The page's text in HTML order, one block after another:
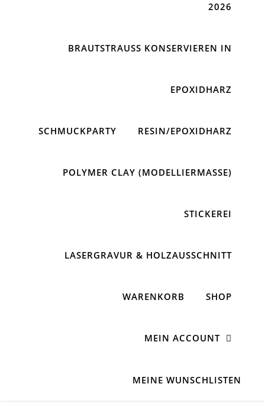
2026
BRAUTSTRAUSS KONSERVIEREN IN E
POXIDHARZ
SCHMUCKPARTY RESIN/EPOXIDHARZ
POLYMER CLAY (MODELLIERMASSE)
STICKEREI
LASERGRAVUR & HOLZAUSSCHNITT
WARENKORB SHOP
MEIN ACCOUNT
MEINE WUNSCHLISTEN